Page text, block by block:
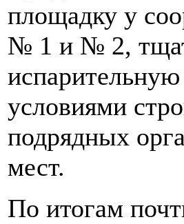
площадку у
№ 1 и № 2,
условиями
подрядных
мест.
По итогам